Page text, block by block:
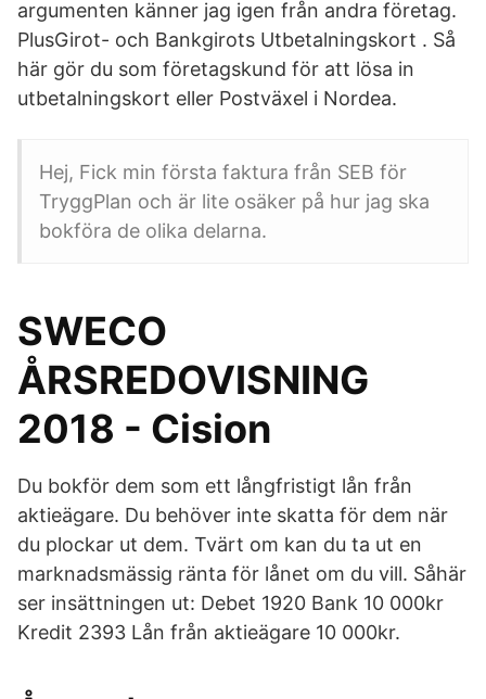
argumenten känner jag igen från andra företag.
PlusGirot- och Bankgirots Utbetalningskort . Så
här gör du som företagskund för att lösa in
utbetalningskort eller Postväxel i Nordea.
Hej, Fick min första faktura från SEB för
TryggPlan och är lite osäker på hur jag ska
bokföra de olika delarna.
SWECO
ÅRSREDOVISNING
2018 - Cision
Du bokför dem som ett långfristigt lån från
aktieägare. Du behöver inte skatta för dem när
du plockar ut dem. Tvärt om kan du ta ut en
marknadsmässig ränta för lånet om du vill. Såhär
ser insättningen ut: Debet 1920 Bank 10 000kr
Kredit 2393 Lån från aktieägare 10 000kr.